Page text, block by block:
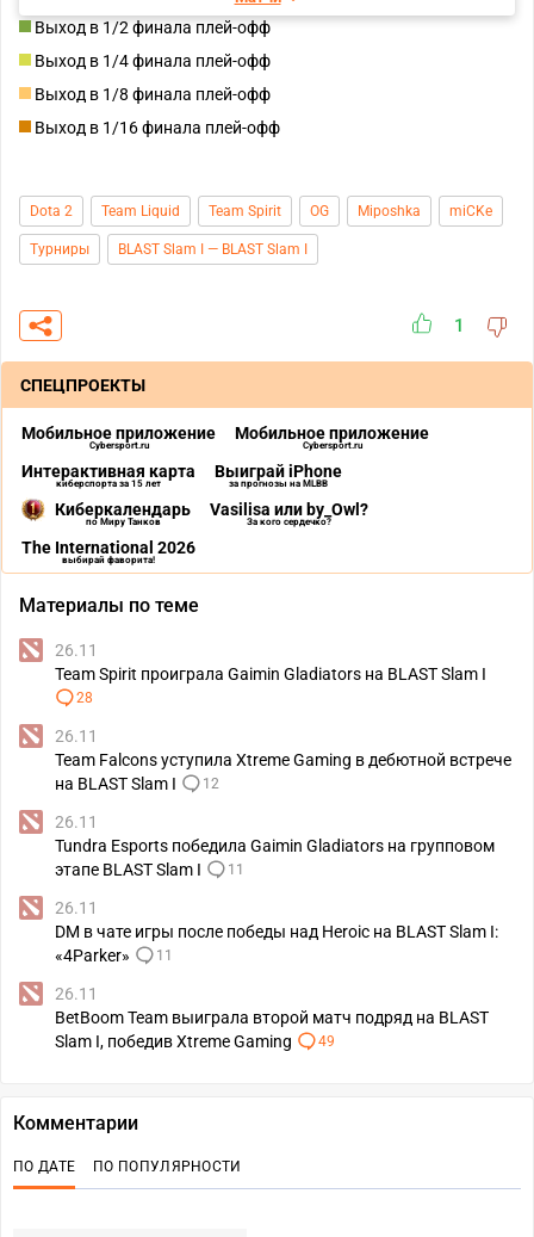
Выход в 1/2 финала плей-офф
Выход в 1/4 финала плей-офф
Выход в 1/8 финала плей-офф
Выход в 1/16 финала плей-офф
Dota 2 Team Liquid Team Spirit OG Miposhka miCKe
Турниры BLAST Slam I — BLAST Slam I
1
СПЕЦПРОЕКТЫ
Мобильное приложение
Cybersport.ru
Мобильное приложение
Cybersport.ru
Интерактивная карта
киберспорта за 15 лет
Выиграй iPhone
за прогнозы на MLBB
Киберкалендарь
по Миру Танков
Vasilisa или by_Owl?
За кого сердечко?
The International 2026
выбирай фаворита!
Материалы по теме
26.11
Team Spirit проиграла Gaimin Gladiators на BLAST Slam I
28
26.11
Team Falcons уступила Xtreme Gaming в дебютной встрече
на BLAST Slam I
12
26.11
Tundra Esports победила Gaimin Gladiators на групповом
этапе BLAST Slam I
11
26.11
DM в чате игры после победы над Heroic на BLAST Slam I:
«4Parker»
11
26.11
BetBoom Team выиграла второй матч подряд на BLAST
Slam I, победив Xtreme Gaming
49
Комментарии
ПО ДАТЕ ПО ПОПУЛЯРНОСТИ